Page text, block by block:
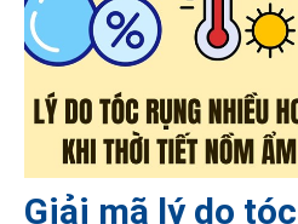
Giải mã lý do